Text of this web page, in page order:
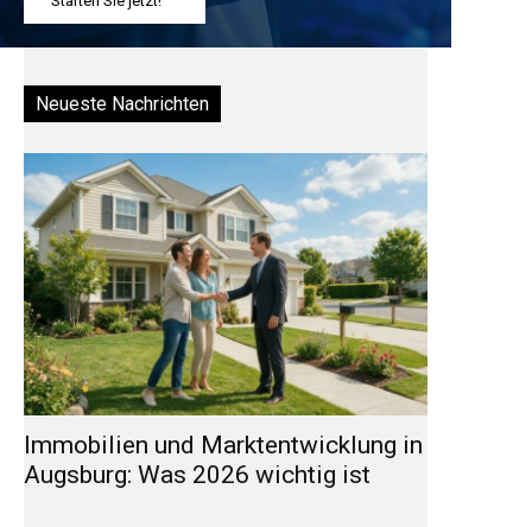
Neueste Nachrichten
Immobilien und Marktentwicklung in
Augsburg: Was 2026 wichtig ist